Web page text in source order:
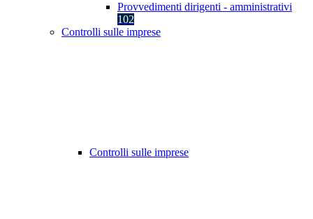
Provvedimenti dirigenti - amministrativi
102
Controlli sulle imprese
Controlli sulle imprese